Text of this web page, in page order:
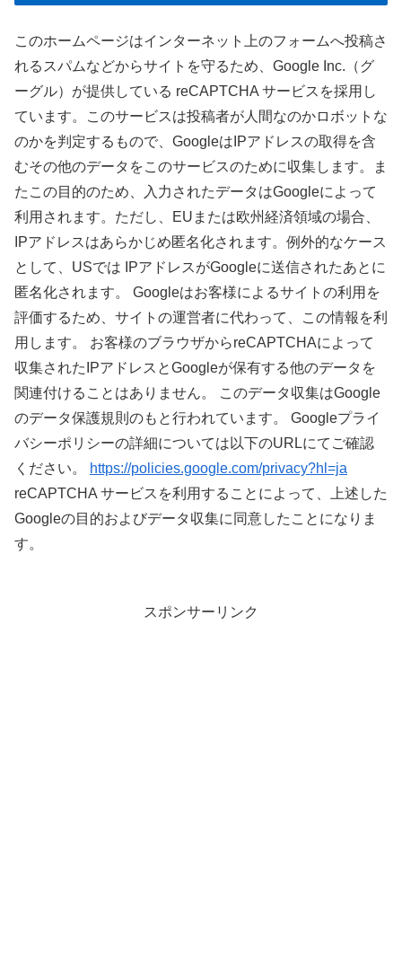
このホームページはインターネット上のフォームへ投稿さ
れるスパムなどからサイトを守るため、Google Inc.（グ
ーグル）が提供している reCAPTCHA サービスを採用し
ています。このサービスは投稿者が人間なのかロボットな
のかを判定するもので、GoogleはIPアドレスの取得を含
むその他のデータをこのサービスのために収集します。ま
たこの目的のため、入力されたデータはGoogleによって
利用されます。ただし、EUまたは欧州経済領域の場合、
IPアドレスはあらかじめ匿名化されます。例外的なケース
として、USでは IPアドレスがGoogleに送信されたあとに
匿名化されます。 Googleはお客様によるサイトの利用を
評価するため、サイトの運営者に代わって、この情報を利
用します。 お客様のブラウザからreCAPTCHAによって
収集されたIPアドレスとGoogleが保有する他のデータを
関連付けることはありません。 このデータ収集はGoogle
のデータ保護規則のもと行われています。 Googleプライ
バシーポリシーの詳細については以下のURLにてご確認
ください。
https://policies.google.com/privacy?hl=ja
reCAPTCHA サービスを利用することによって、上述した
Googleの目的およびデータ収集に同意したことになりま
す。
スポンサーリンク